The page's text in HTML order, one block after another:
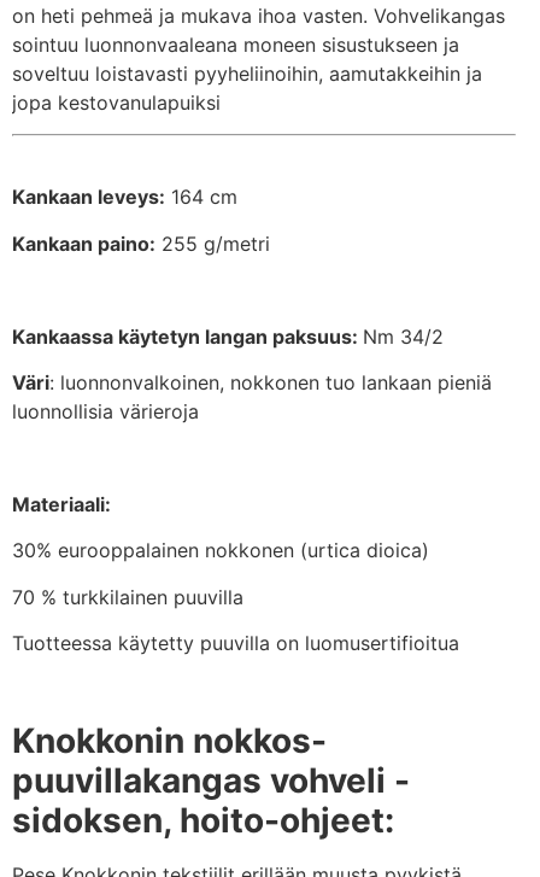
on heti pehmeä ja mukava ihoa vasten. Vohvelikangas
sointuu luonnonvaaleana moneen sisustukseen ja
soveltuu loistavasti pyyheliinoihin, aamutakkeihin ja
jopa kestovanulapuiksi
Kankaan leveys: 164 cm
Kankaan paino: 255 g/metri
Kankaassa käytetyn langan paksuus: Nm 34/2
Väri: luonnonvalkoinen, nokkonen tuo lankaan pieniä
luonnollisia värieroja
Materiaali:
30% eurooppalainen nokkonen (urtica dioica)
70 % turkkilainen puuvilla
Tuotteessa käytetty puuvilla on luomusertifioitua
Knokkonin nokkos-
puuvillakangas vohveli -
sidoksen, hoito-ohjeet: